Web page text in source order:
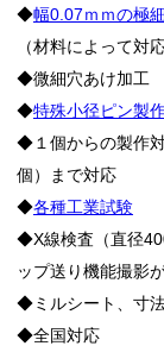
◆幅0.07ｍｍの極
（材料によって対
◆微細穴あけ加工
◆特殊小径ピン製
◆１個からの製作
個）まで対応
◆各種工業試験
◆X線検査（直径
ップ送り機能撮影が
◆ミルシート、寸
◆全国対応